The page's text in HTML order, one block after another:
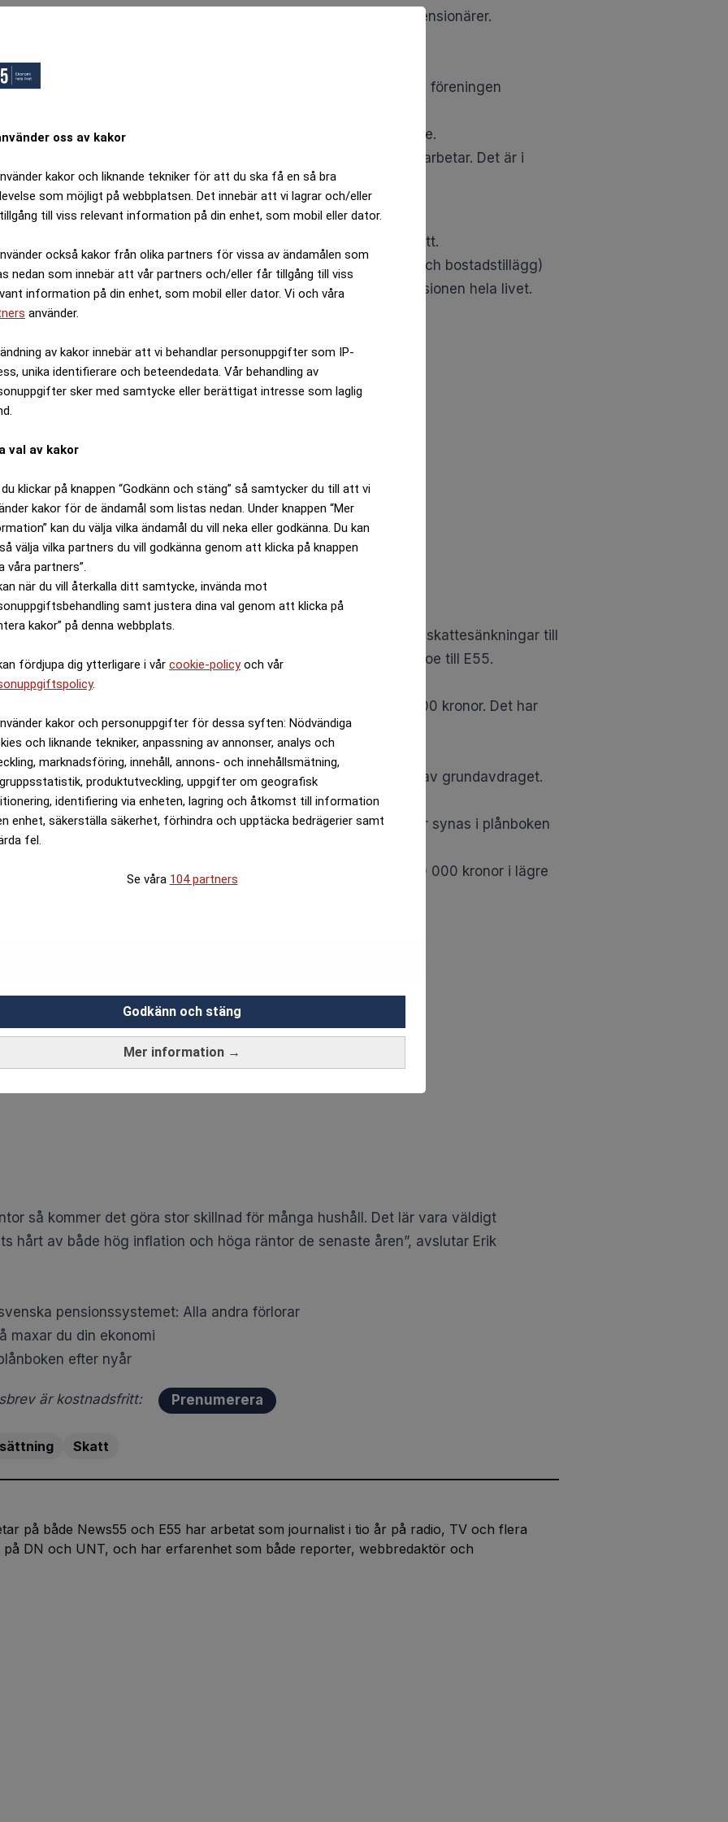
oss av kakor
kakor och liknande tekniker för att du ska få en så bra
som möjligt på webbplatsen. Det innebär att vi lagrar och/eller
till viss relevant information på din enhet, som mobil eller dator.
också kakor från olika partners för vissa av ändamålen som
nedan som innebär att vår partners och/eller får tillgång till viss
information på din enhet, som mobil eller dator. Vi och våra
använder.
av kakor innebär att vi behandlar personuppgifter som IP-
unika identifierare och beteendedata. Vår behandling av
sker med samtycke eller berättigat intresse som laglig
val av kakor
klickar på knappen “Godkänn och stäng” så samtycker du till att vi
kakor för de ändamål som listas nedan. Under knappen “Mer
kan du välja vilka ändamål du vill neka eller godkänna. Du kan
välja vilka partners du vill godkänna genom att klicka på knappen
våra partners”.
när du vill återkalla ditt samtycke, invända mot
samt justera dina val genom att klicka på
kakor” på denna webbplats.
fördjupa dig ytterligare i vår cookie-policyoch vår
.
kakor och personuppgifter för dessa syften: Nödvändiga
och liknande tekniker, anpassning av annonser, analys och
marknadsföring, innehåll, annons- och innehållsmätning,
produktutveckling, uppgifter om geografisk
identifiering via enheten, lagring och åtkomst till information
enhet, säkerställa säkerhet, förhindra och upptäcka bedrägerier samt
fel.
Se våra 104 partners
Mer information →
Godkänn och stäng
som kommer märkas i plånboken på Sveriges pensionärer.
kreditkort och blanco-lån efter nyår: Nya regler
det skralt i plånboken”, säger
, chefsekonom på föreningen
E55.
för de som i huvudsak vill se sänkta skatter i Sverige.
för pensionärer sänks i samma utsträckning för de som arbetar. Det är i
inte ska beskattas högre än arbete”, säger han.
så kallade respektavståndet är lågt, knappt en tusenlapp i snitt.
jobbat en enda dag i Sverige och som får full garantipension (och bostadstillägg)
som någon som tjänat in till pensionssystemet och tjänstepensionen hela livet.
ANNONS
ytterligare
skatten på egenintjänad pension, då skulle man kunna rikta skattesänkningar till
som man förbättrar respektavståndet”, säger Erik Bengtzboe till E55.
skatt på pension
i form av höjt grundavdrag kommer ge pensionärer ungefär 1 100 kronor. Det har
som gått i pension tidigast det år de fyller 66 år.
än så får man gott vänta tills det år man fyller 66 för att få del av grundavdraget.
pension
pensionsutbetalningar, på sparande och på drivmedel kommer synas i plånboken
hushåll”, säger Erik Bengtzboe.
med sparande på ISK kan det bli upp emot nästan 10 000 kronor i lägre
så kommer det göra stor skillnad för många hushåll. Det lär vara väldigt
hårt av både hög inflation och höga räntor de senaste åren”, avslutar Erik
pensionssystemet: Alla andra förlorar
maxar du din ekonomi
efter nyår
är kostnadsfritt: Prenumerera
Skatt
på både News55 och E55 har arbetat som journalist i tio år på radio, TV och flera
på DN och UNT, och har erfarenhet som både reporter, webbredaktör och